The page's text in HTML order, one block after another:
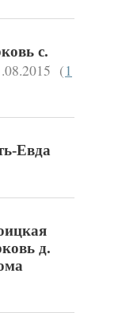
с.
(1
Евда
д.